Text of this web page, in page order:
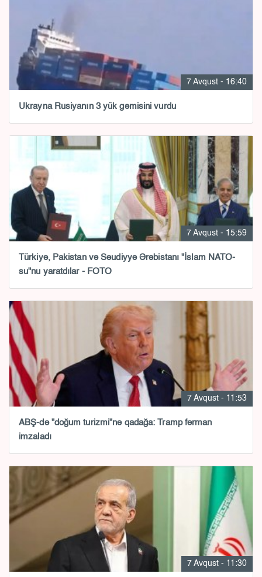
7 Avqust - 16:40
Ukrayna Rusiyanın 3 yük gəmisini vurdu
7 Avqust - 15:59
Türkiyə, Pakistan və Səudiyyə Ərəbistanı "İslam NATO-
su"nu yaratdılar - FOTO
7 Avqust - 11:53
ABŞ-də "doğum turizmi"nə qadağa: Tramp fərman
imzaladı
7 Avqust - 11:30